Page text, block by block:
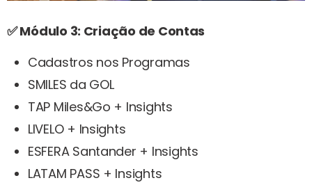
✅ Módulo 3: Criação de Contas
Cadastros nos Programas
SMILES da GOL
TAP Miles&Go + Insights
LIVELO + Insights
ESFERA Santander + Insights
LATAM PASS + Insights